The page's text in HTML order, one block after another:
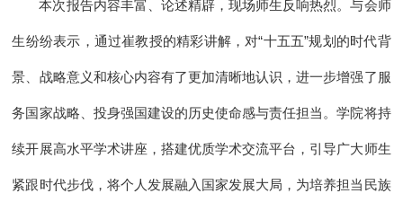
本次报告内容丰富、论述精辟，现场师生反响热烈。与会师
生纷纷表示，通过崔教授的精彩讲解，对“十五五”规划的时代背
景、战略意义和核心内容有了更加清晰地认识，进一步增强了服
务国家战略、投身强国建设的历史使命感与责任担当。学院将持
续开展高水平学术讲座，搭建优质学术交流平台，引导广大师生
紧跟时代步伐，将个人发展融入国家发展大局，为培养担当民族